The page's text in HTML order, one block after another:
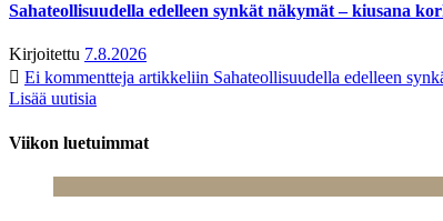
Sahateollisuudella edelleen synkät näkymät – kiusana
Kirjoitettu 7.8.2026
Ei kommentteja artikkeliin Sahateollisuudella edelleen
Lisää uutisia
Viikon luetuimmat